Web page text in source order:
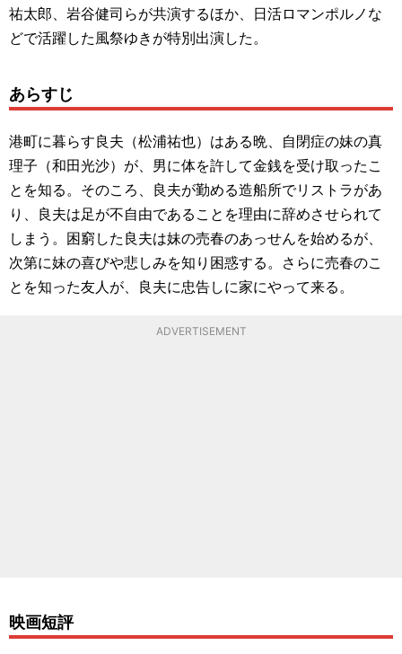
祐太郎、岩谷健司らが共演するほか、日活ロマンポルノな
どで活躍した風祭ゆきが特別出演した。
あらすじ
港町に暮らす良夫（松浦祐也）はある晩、自閉症の妹の真
理子（和田光沙）が、男に体を許して金銭を受け取ったこ
とを知る。そのころ、良夫が勤める造船所でリストラがあ
り、良夫は足が不自由であることを理由に辞めさせられて
しまう。困窮した良夫は妹の売春のあっせんを始めるが、
次第に妹の喜びや悲しみを知り困惑する。さらに売春のこ
とを知った友人が、良夫に忠告しに家にやって来る。
ADVERTISEMENT
映画短評